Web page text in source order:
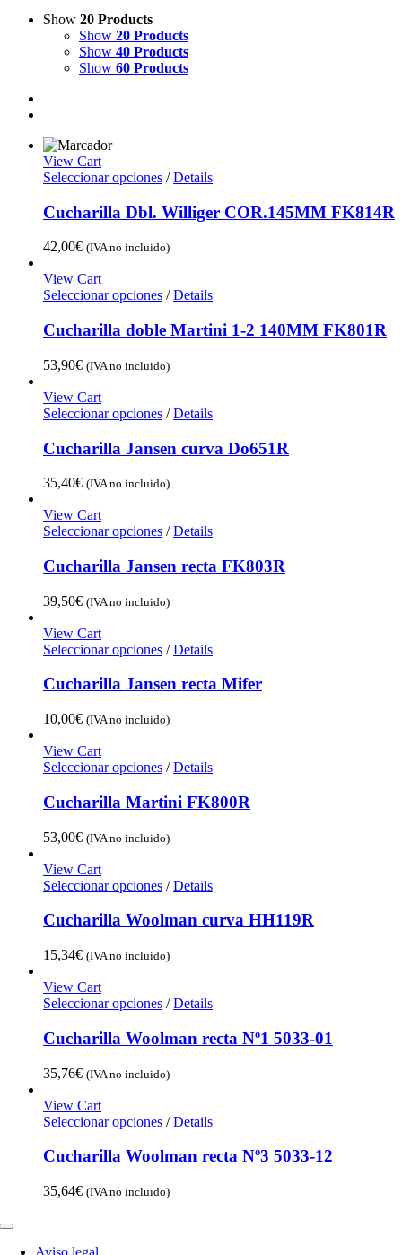
Show 20 Products
Show 20 Products
Show 40 Products
Show 60 Products
View Cart
Seleccionar opciones / Details
Cucharilla Dbl. Williger COR.145MM FK814R
42,00€ (IVA no incluido)
View Cart
Seleccionar opciones / Details
Cucharilla doble Martini 1-2 140MM FK801R
53,90€ (IVA no incluido)
View Cart
Seleccionar opciones / Details
Cucharilla Jansen curva Do651R
35,40€ (IVA no incluido)
View Cart
Seleccionar opciones / Details
Cucharilla Jansen recta FK803R
39,50€ (IVA no incluido)
View Cart
Seleccionar opciones / Details
Cucharilla Jansen recta Mifer
10,00€ (IVA no incluido)
View Cart
Seleccionar opciones / Details
Cucharilla Martini FK800R
53,00€ (IVA no incluido)
View Cart
Seleccionar opciones / Details
Cucharilla Woolman curva HH119R
15,34€ (IVA no incluido)
View Cart
Seleccionar opciones / Details
Cucharilla Woolman recta Nº1 5033-01
35,76€ (IVA no incluido)
View Cart
Seleccionar opciones / Details
Cucharilla Woolman recta Nº3 5033-12
35,64€ (IVA no incluido)
Toggle
NavigationAviso legal